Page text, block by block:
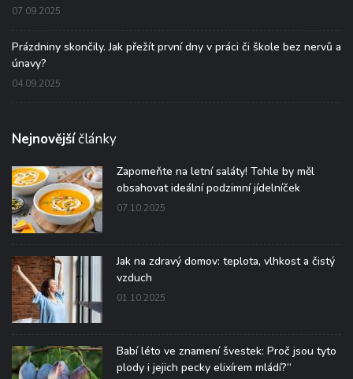
07.09.2025
Prázdniny skončily. Jak přežít první dny v práci či škole bez nervů a
únavy?
04.09.2025
Nejnovějšíčlánky
Zapomeňte na letní saláty! Tohle by měl
obsahovat ideální podzimní jídelníček
07.10.2025
Jak na zdravý domov: teplota, vlhkost a čistý
vzduch
01.10.2025
Babí léto ve znamení švestek: Proč jsou tyto
plody i jejich pecky elixírem mládí?“